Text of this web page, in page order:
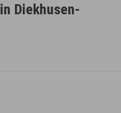
Diekhusen-